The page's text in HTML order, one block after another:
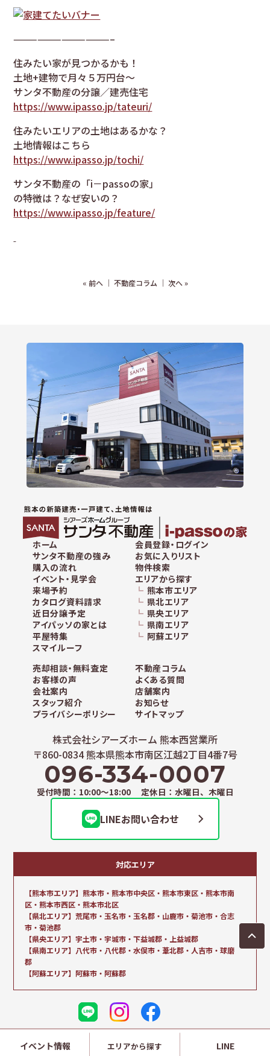
————————————–
住みたい家が見つかるかも！
土地+建物で月々５万円台～
サンタ不動産の分譲／建売住宅
https://www.ipasso.jp/tateuri/
住みたいエリアの土地はあるかな？
土地情報はこちら
https://www.ipasso.jp/tochi/
サンタ不動産の「i－passoの家」
の特徴は？なぜ安いの？
https://www.ipasso.jp/feature/
« 前へ｜ 不動産コラム ｜ 次へ»
ホーム
サンタ不動産の強み
購入の流れ
イベント・見学会
来場予約
カタログ資料請求
近日分譲予定
アイパッソの家とは
平屋特集
スマイルーフ
会員登録・ログイン
お気に入りリスト
物件検索
エリアから探す
熊本市エリア
県北エリア
県央エリア
県南エリア
阿蘇エリア
売却相談・無料査定
不動産コラム
お客様の声
よくある質問
会社案内
店舗案内
スタッフ紹介
お知らせ
プライバシーポリシー
サイトマップ
株式会社シアーズホーム 熊本西営業所
〒860-0834 熊本県熊本市南区江越2丁目4番7号
096-334-0007
受付時間：10:00～18:00 定休日：水曜日、木曜日
LINEお問い合わせ
対応エリア
【熊本市エリア】熊本市・熊本市中央区・熊本市東区・熊本市南
区・熊本市西区・熊本市北区
【県北エリア】荒尾市・玉名市・玉名郡・山鹿市・菊池市・合志
市・菊池郡
【県央エリア】宇土市・宇城市・下益城郡・上益城郡
【県南エリア】八代市・八代郡・水俣市・葦北郡・人吉市・球磨
郡
【阿蘇エリア】阿蘇市・阿蘇郡
イベント情報 エリアから探す LINE
© 2025- 熊本の新築建売・一戸建て、土地情報は
サンタ不動産｜アイパッソの家(i-passo).